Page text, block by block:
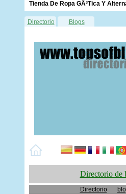
Tienda De Ropa GÃ³tica Y
Directorio Blogs
Directorio de
Directorio